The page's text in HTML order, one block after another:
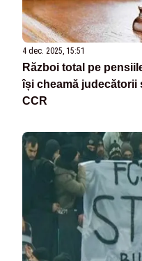
4 dec. 2025, 15:51
Război total pe
își cheamă judecătorii
CCR